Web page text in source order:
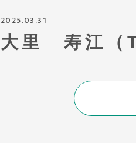
2025.03.31
大里 寿江（